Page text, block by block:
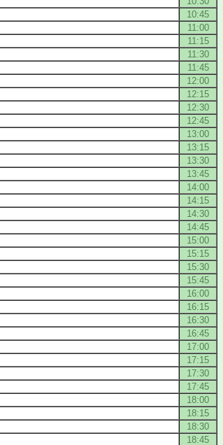
10:45
11:00
11:15
11:30
11:45
12:00
12:15
12:30
12:45
13:00
13:15
13:30
13:45
14:00
14:15
14:30
14:45
15:00
15:15
15:30
15:45
16:00
16:15
16:30
16:45
17:00
17:15
17:30
17:45
18:00
18:15
18:30
18:45